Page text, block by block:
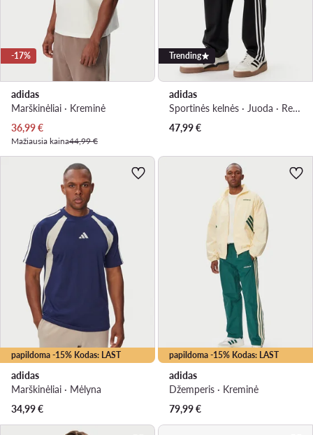
-17%
adidas
Marškinėliai · Kreminė
Dabartinė kaina
36,99€
Mažiausia kaina44,99 €
Trending
adidas
Sportinės kelnės · Juoda · Regular Fit
47,99€
papildoma -15% Kodas: LAST
adidas
Marškinėliai · Mėlyna
34,99€
papildoma -15% Kodas: LAST
adidas
Džemperis · Kreminė
79,99€